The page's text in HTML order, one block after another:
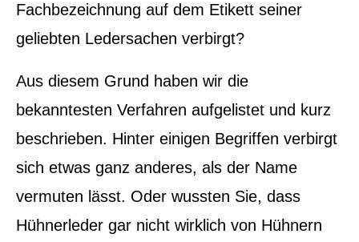
Fachbezeichnung auf dem Etikett seiner
geliebten Ledersachen verbirgt?
Aus diesem Grund haben wir die
bekanntesten Verfahren aufgelistet und kurz
beschrieben. Hinter einigen Begriffen verbirgt
sich etwas ganz anderes, als der Name
vermuten lässt. Oder wussten Sie, dass
Hühnerleder gar nicht wirklich von Hühnern